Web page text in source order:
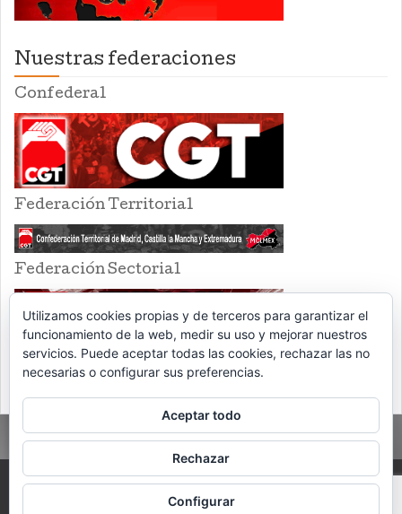
Nuestras federaciones
Confederal
Federación Territorial
Federación Sectorial
PROUDLY POWERED BY WORDPRESS THEME: EVENTBRITE SINGLE EVENT
Utilizamos cookies propias y de terceros para garantizar el
funcionamiento de la web, medir su uso y mejorar nuestros
servicios. Puede aceptar todas las cookies, rechazar las no
necesarias o configurar sus preferencias.
Aceptar todo
Rechazar
Configurar